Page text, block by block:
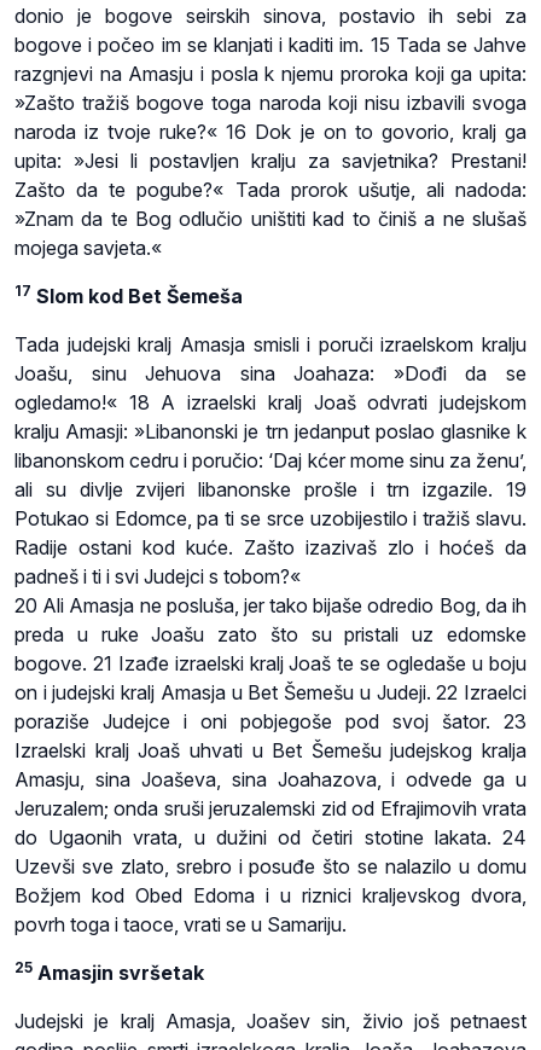
donio je bogove seirskih sinova, postavio ih sebi za
bogove i počeo im se klanjati i kaditi im. 15 Tada se Jahve
razgnjevi na Amasju i posla k njemu proroka koji ga upita:
»Zašto tražiš bogove toga naroda koji nisu izbavili svoga
naroda iz tvoje ruke?« 16 Dok je on to govorio, kralj ga
upita: »Jesi li postavljen kralju za savjetnika? Prestani!
Zašto da te pogube?« Tada prorok ušutje, ali nadoda:
»Znam da te Bog odlučio uništiti kad to činiš a ne slušaš
mojega savjeta.«
17 Slom kod Bet Šemeša
Tada judejski kralj Amasja smisli i poruči izraelskom kralju
Joašu, sinu Jehuova sina Joahaza: »Dođi da se
ogledamo!« 18 A izraelski kralj Joaš odvrati judejskom
kralju Amasji: »Libanonski je trn jedanput poslao glasnike k
libanonskom cedru i poručio: ‘Daj kćer mome sinu za ženu’,
ali su divlje zvijeri libanonske prošle i trn izgazile. 19
Potukao si Edomce, pa ti se srce uzobijestilo i tražiš slavu.
Radije ostani kod kuće. Zašto izazivaš zlo i hoćeš da
padneš i ti i svi Judejci s tobom?«
20 Ali Amasja ne posluša, jer tako bijaše odredio Bog, da ih
preda u ruke Joašu zato što su pristali uz edomske
bogove. 21 Izađe izraelski kralj Joaš te se ogledaše u boju
on i judejski kralj Amasja u Bet Šemešu u Judeji. 22 Izraelci
poraziše Judejce i oni pobjegoše pod svoj šator. 23
Izraelski kralj Joaš uhvati u Bet Šemešu judejskog kralja
Amasju, sina Joaševa, sina Joahazova, i odvede ga u
Jeruzalem; onda sruši jeruzalemski zid od Efrajimovih vrata
do Ugaonih vrata, u dužini od četiri stotine lakata. 24
Uzevši sve zlato, srebro i posuđe što se nalazilo u domu
Božjem kod Obed Edoma i u riznici kraljevskog dvora,
povrh toga i taoce, vrati se u Samariju.
25 Amasjin svršetak
Judejski je kralj Amasja, Joašev sin, živio još petnaest